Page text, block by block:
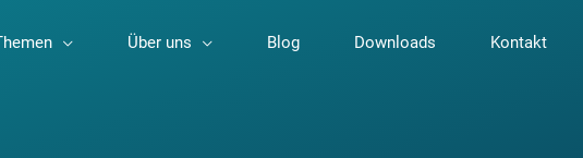
Über uns Blog Downloads Kontakt